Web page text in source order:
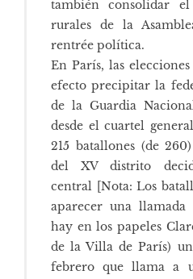
también consolidar
rurales de la
rentrée política.
En París, las
efecto precipitar la
de la Guardia
desde el cuartel
215 batallones (de
del XV distrito
central [Nota: Los
aparecer una
hay en los papeles
de la Villa de París)
febrero que llama a